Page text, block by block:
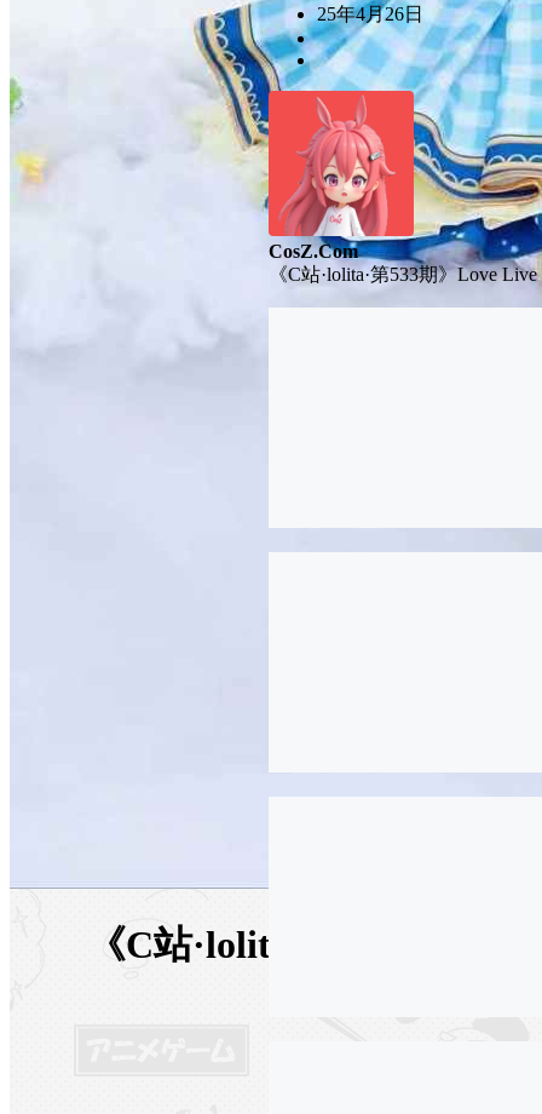
《C站·lolita·第533期》
25年4月26日
CosZ.Com
《C站·lolita·第533期》Love